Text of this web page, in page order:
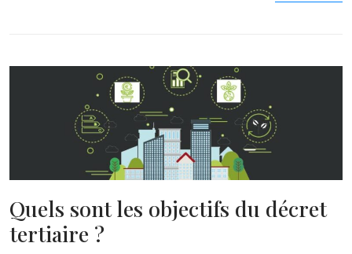
Quels sont les objectifs du décret
tertiaire ?